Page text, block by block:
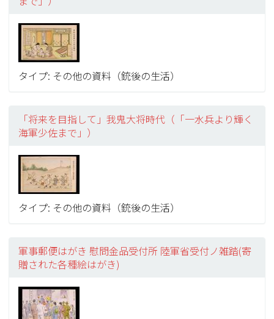
タイプ: その他の資料（銃後の生活）
「将来を目指して」我鬼大将時代（「一水兵より輝く
海軍少佐まで」）
タイプ: その他の資料（銃後の生活）
軍事郵便はがき 慰問金品受付所 陸軍省受付ノ雑踏(寄
贈された各種絵はがき)